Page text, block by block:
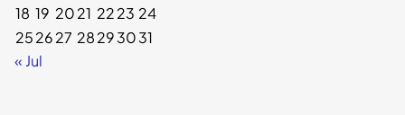
18 19 2021 2223 24
252627 28293031
« Jul